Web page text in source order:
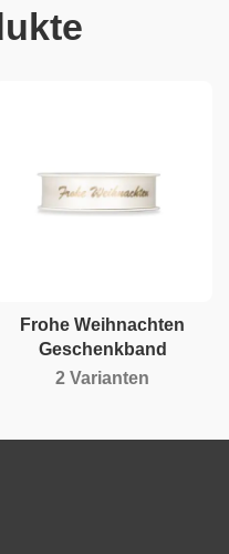
Frohe Weihnachten
Geschenkband
2 Varianten